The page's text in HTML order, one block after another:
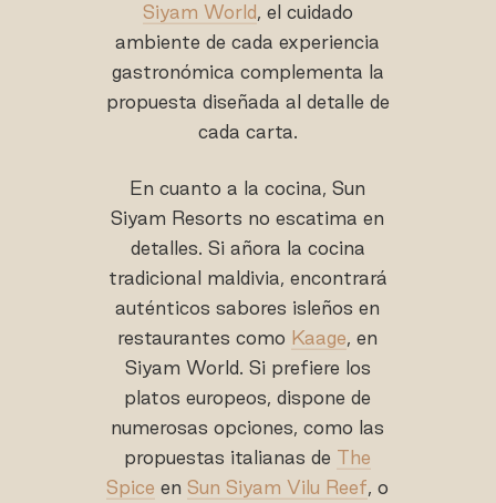
Siyam World, el cuidado
ambiente de cada experiencia
gastronómica complementa la
propuesta diseñada al detalle de
cada carta.
En cuanto a la cocina, Sun
Siyam Resorts no escatima en
detalles. Si añora la cocina
tradicional maldivia, encontrará
auténticos sabores isleños en
restaurantes como Kaage, en
Siyam World. Si prefiere los
platos europeos, dispone de
numerosas opciones, como las
propuestas italianas de The
Spice enSun Siyam Vilu Reef, o